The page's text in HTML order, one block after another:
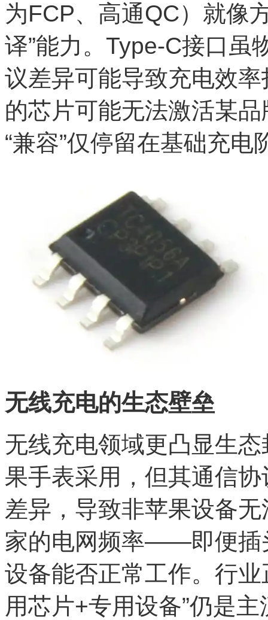
为FCP、高通QC）就像
译”能力。Type-C接口虽
议差异可能导致充电效
的芯片可能无法激活某
“兼容”仅停留在基础充电
无线充电的生态壁垒
无线充电领域更凸显生
果手表采用，但其通信
差异，导致非苹果设备
家的电网频率——即便插
设备能否正常工作。行
用芯片+专用设备”仍是主